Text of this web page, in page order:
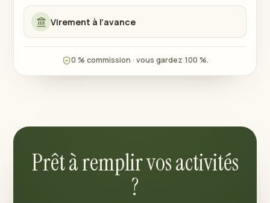
Virement à l’avance
0 % commission · vous gardez 100 %.
Prêt à remplir vos activités
?